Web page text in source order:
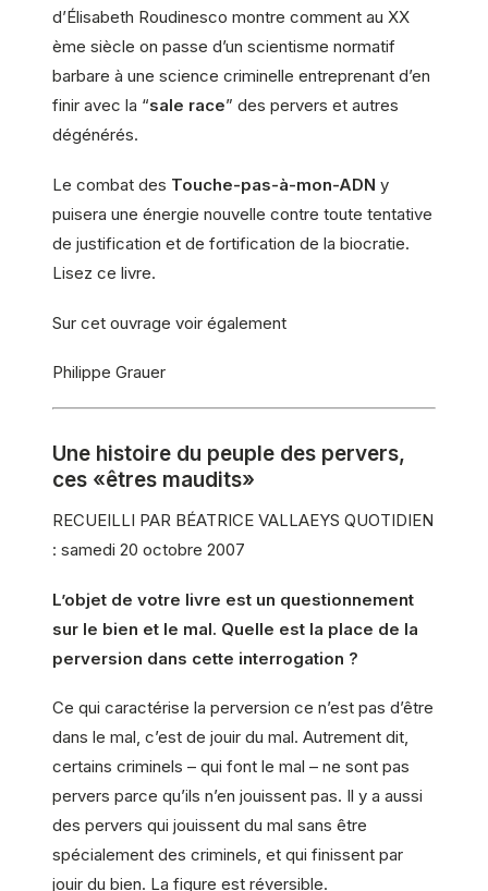
d’Élisabeth Roudinesco montre comment au XX
ème siècle on passe d’un scientisme normatif
barbare à une science criminelle entreprenant d’en
finir avec la “sale race” des pervers et autres
dégénérés.
Le combat des Touche-pas-à-mon-ADN y
puisera une énergie nouvelle contre toute tentative
de justification et de fortification de la biocratie.
Lisez ce livre.
Sur cet ouvrage voir également
Philippe Grauer
Une histoire du peuple des pervers,
ces «êtres maudits»
RECUEILLI PAR BÉATRICE VALLAEYS QUOTIDIEN
: samedi 20 octobre 2007
L’objet de votre livre est un questionnement
sur le bien et le mal. Quelle est la place de la
perversion dans cette interrogation ?
Ce qui caractérise la perversion ce n’est pas d’être
dans le mal, c’est de jouir du mal. Autrement dit,
certains criminels – qui font le mal – ne sont pas
pervers parce qu’ils n’en jouissent pas. Il y a aussi
des pervers qui jouissent du mal sans être
spécialement des criminels, et qui finissent par
jouir du bien. La figure est réversible.